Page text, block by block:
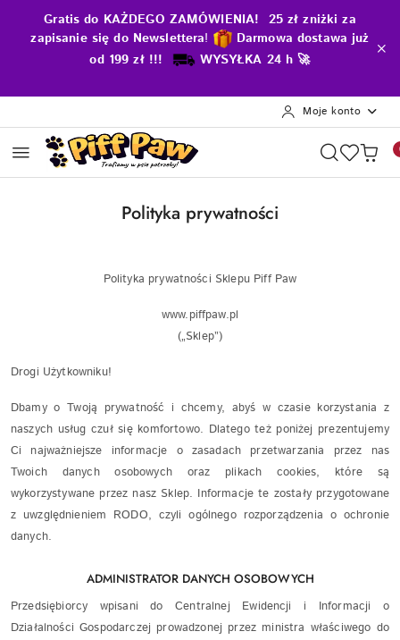
Przejdź do treści głównej
Przejdź do wyszukiwarki
Przejdź do moje konto
Przejdź do menu głównego
Przejdź do stopki
Gratis do KAŻDEGO ZAMÓWIENIA! 25 zł zniżki za
zapisanie się do Newslettera! Darmowa dostawa już
od 199 zł !!!
WYSYŁKA 24 h 🚀
Moje konto
Polityka prywatności
Polityka prywatności Sklepu Piff Paw
www.piffpaw.pl
(„Sklep”)
Drogi Użytkowniku!
Dbamy o Twoją prywatność i chcemy, abyś w czasie korzystania z
naszych usług czuł się komfortowo. Dlatego też poniżej prezentujemy
Ci najważniejsze informacje o zasadach przetwarzania przez nas
Twoich danych osobowych oraz plikach cookies, które są
wykorzystywane przez nasz Sklep. Informacje te zostały przygotowane
z uwzględnieniem RODO, czyli ogólnego rozporządzenia o ochronie
danych.
ADMINISTRATOR DANYCH OSOBOWYCH
Przedsiębiorcy wpisani do Centralnej Ewidencji i Informacji o
Działalności Gospodarczej prowadzonej przez ministra właściwego do